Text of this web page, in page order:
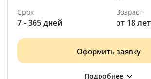
Срок
7 - 365 дней
Возраст
от 18 лет
Оформить заявку